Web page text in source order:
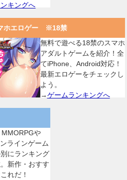
キングへ
ホエロゲー ※18禁
無料で遊べる18禁のスマホ
アダルトゲームを紹介！全
てiPhone、Android対応！
最新エロゲーをチェックし
よう。
→ゲームランキングへ
や
ラインゲーム
にランキング
新作・おすす
れだ！